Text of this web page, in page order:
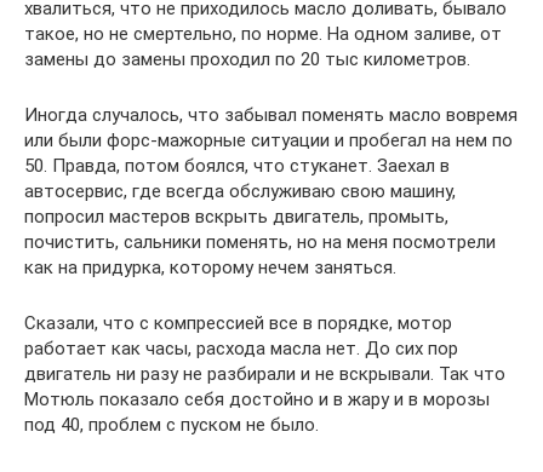
хвалиться, что не приходилось масло доливать, бывало
такое, но не смертельно, по норме. На одном заливе, от
замены до замены проходил по 20 тыс километров.
Иногда случалось, что забывал поменять масло вовремя
или были форс-мажорные ситуации и пробегал на нем по
50. Правда, потом боялся, что стуканет. Заехал в
автосервис, где всегда обслуживаю свою машину,
попросил мастеров вскрыть двигатель, промыть,
почистить, сальники поменять, но на меня посмотрели
как на придурка, которому нечем заняться.
Сказали, что с компрессией все в порядке, мотор
работает как часы, расхода масла нет. До сих пор
двигатель ни разу не разбирали и не вскрывали. Так что
Мотюль показало себя достойно и в жару и в морозы
под 40, проблем с пуском не было.